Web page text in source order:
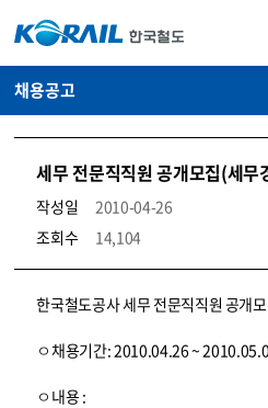
채용공고
세무 전문직직원 공개모집(세무
작성일
2010-04-26
조회수
14,104
코레일소개_경영공시_채용공고 상세보기 – 내용, 파일, 담당자 연락처로 구성
한국철도공사 세무 전문직직원 공개
ㅇ채용기간: 2010.04.26 ~
ㅇ내용 :